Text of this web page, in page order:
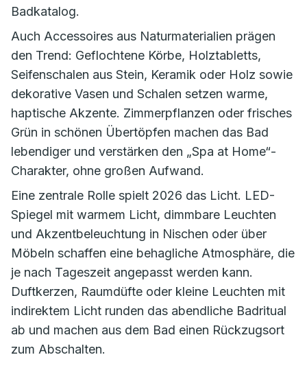
Badkatalog.
Auch Accessoires aus Naturmaterialien prägen
den Trend: Geflochtene Körbe, Holztabletts,
Seifenschalen aus Stein, Keramik oder Holz sowie
dekorative Vasen und Schalen setzen warme,
haptische Akzente. Zimmerpflanzen oder frisches
Grün in schönen Übertöpfen machen das Bad
lebendiger und verstärken den „Spa at Home“-
Charakter, ohne großen Aufwand.
Eine zentrale Rolle spielt 2026 das Licht. LED-
Spiegel mit warmem Licht, dimmbare Leuchten
und Akzentbeleuchtung in Nischen oder über
Möbeln schaffen eine behagliche Atmosphäre, die
je nach Tageszeit angepasst werden kann.
Duftkerzen, Raumdüfte oder kleine Leuchten mit
indirektem Licht runden das abendliche Badritual
ab und machen aus dem Bad einen Rückzugsort
zum Abschalten.